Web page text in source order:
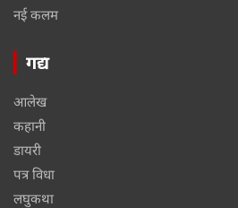
नई कलम
गद्य
आलेख
कहानी
डायरी
पत्र विधा
लघुकथा